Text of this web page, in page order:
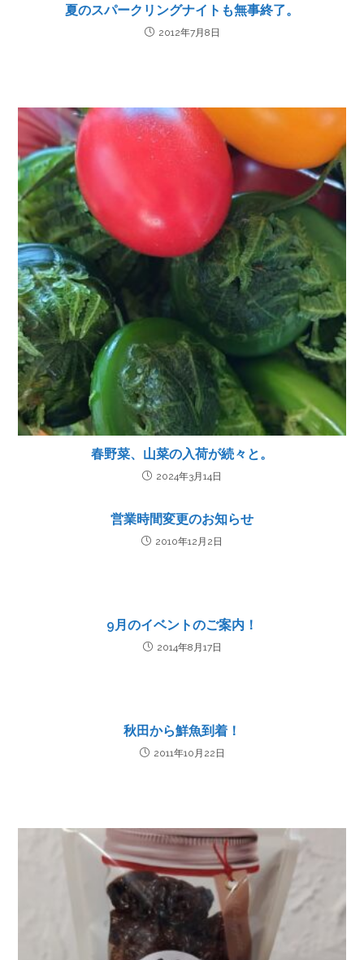
夏のスパークリングナイトも無事終了。
2012年7月8日
春野菜、山菜の入荷が続々と。
2024年3月14日
営業時間変更のお知らせ
2010年12月2日
9月のイベントのご案内！
2014年8月17日
秋田から鮮魚到着！
2011年10月22日